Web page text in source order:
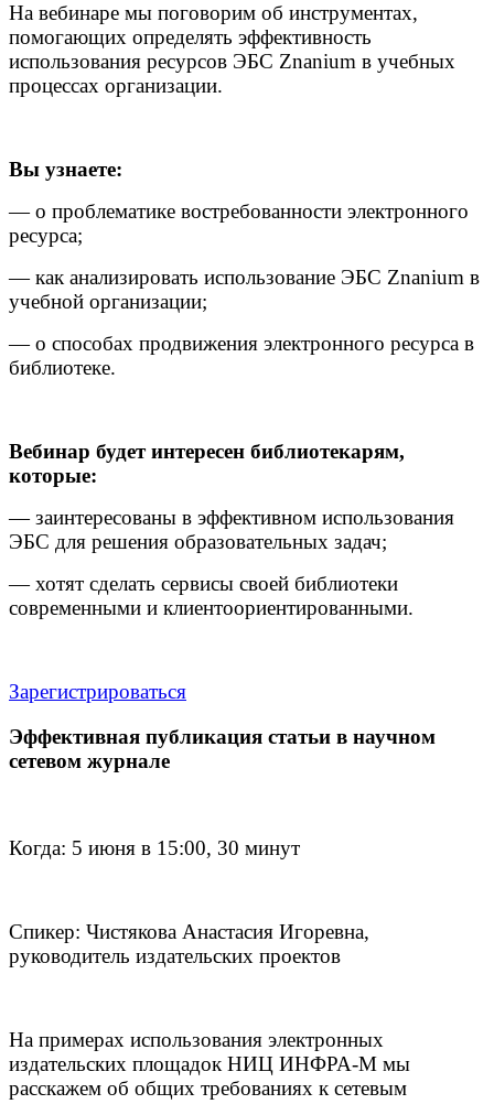
На вебинаре мы поговорим об инструментах,
помогающих определять эффективность
использования ресурсов ЭБС Znanium в учебных
процессах организации.
Вы узнаете:
— о проблематике востребованности электронного
ресурса;
— как анализировать использование ЭБС Znanium в
учебной организации;
— о способах продвижения электронного ресурса в
библиотеке.
Вебинар будет интересен библиотекарям,
которые:
— заинтересованы в эффективном использования
ЭБС для решения образовательных задач;
— хотят сделать сервисы своей библиотеки
современными и клиентоориентированными.
Зарегистрироваться
Эффективная публикация статьи в научном
сетевом журнале
Когда: 5 июня в 15:00, 30 минут
Спикер: Чистякова Анастасия Игоревна,
руководитель издательских проектов
На примерах использования электронных
издательских площадок НИЦ ИНФРА-М мы
расскажем об общих требованиях к сетевым